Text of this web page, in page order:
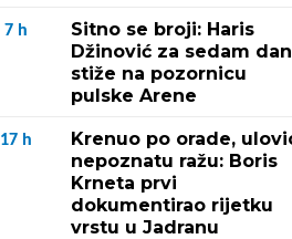
7 h
Sitno se broji: Haris
Džinović za sedam
stiže na pozornicu
pulske Arene
17 h
Krenuo po orade,
nepoznatu ražu: Boris
Krneta prvi
dokumentirao rijetku
vrstu u Jadranu